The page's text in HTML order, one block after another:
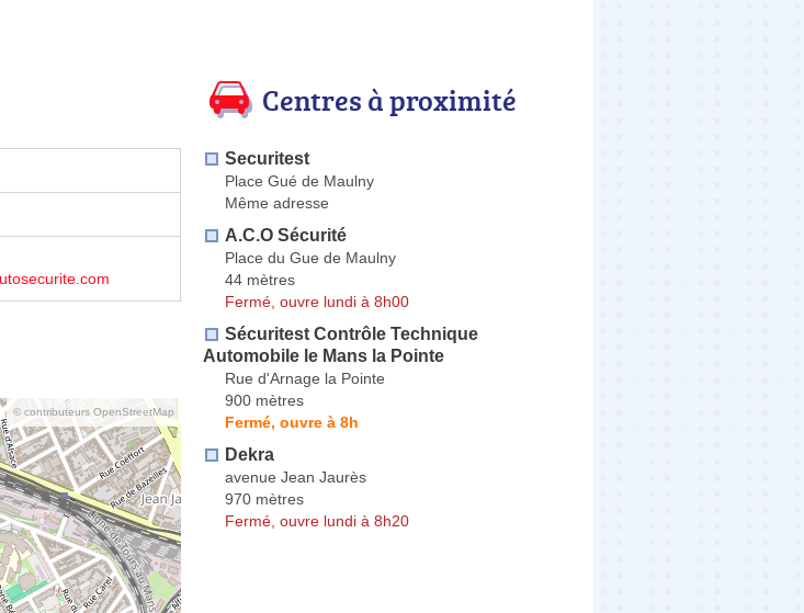
© contributeurs OpenStreetMap
Centres à proximité
Securitest
Place Gué de Maulny
Même adresse
A.C.O Sécurité
Place du Gue de Maulny
44 mètres
Fermé, ouvre lundi à 8h00
Sécuritest Contrôle Technique
Automobile le Mans la Pointe
Rue d'Arnage la Pointe
900 mètres
Fermé, ouvre à 8h
Dekra
avenue Jean Jaurès
970 mètres
Fermé, ouvre lundi à 8h20